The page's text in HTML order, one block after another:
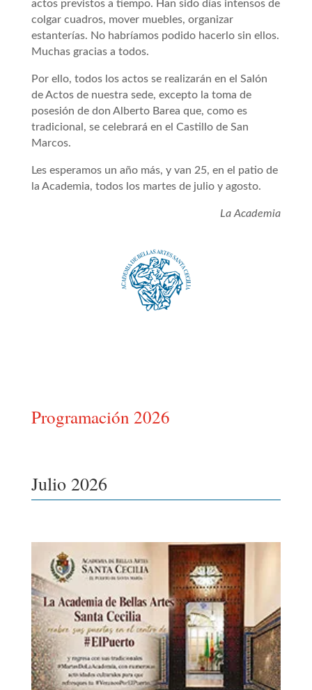
actos previstos a tiempo. Han sido días intensos de
colgar cuadros, mover muebles, organizar
estanterías. No habríamos podido hacerlo sin ellos.
Muchas gracias a todos.
Por ello, todos los actos se realizarán en el Salón
de Actos de nuestra sede, excepto la toma de
posesión de don Alberto Barea que, como es
tradicional, se celebrará en el Castillo de San
Marcos.
Les esperamos un año más, y van 25, en el patio de
la Academia, todos los martes de julio y agosto.
La Academia
Programación 2026
Julio 2026